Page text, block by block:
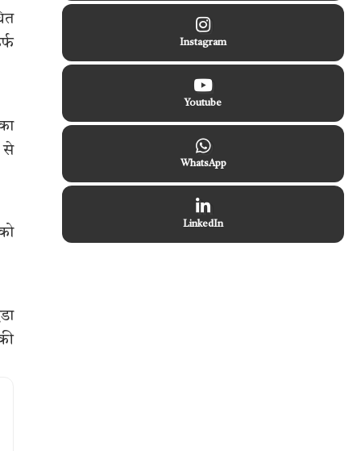
से
Instagram
Youtube
WhatsApp
LinkedIn